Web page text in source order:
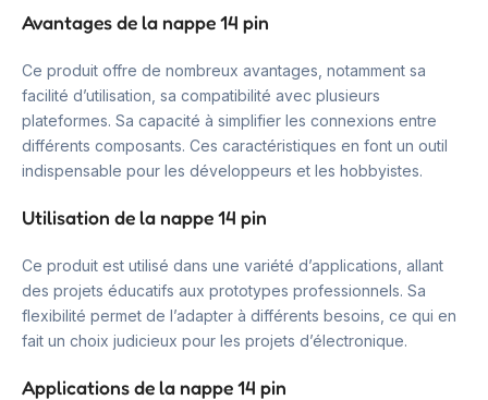
Avantages de la nappe 14 pin
Ce produit offre de nombreux avantages, notamment sa
facilité d’utilisation, sa compatibilité avec plusieurs
plateformes. Sa capacité à simplifier les connexions entre
différents composants. Ces caractéristiques en font un outil
indispensable pour les développeurs et les hobbyistes.
Utilisation de la nappe 14 pin
Ce produit est utilisé dans une variété d’applications, allant
des projets éducatifs aux prototypes professionnels. Sa
flexibilité permet de l’adapter à différents besoins, ce qui en
fait un choix judicieux pour les projets d’électronique.
Applications de la nappe 14 pin